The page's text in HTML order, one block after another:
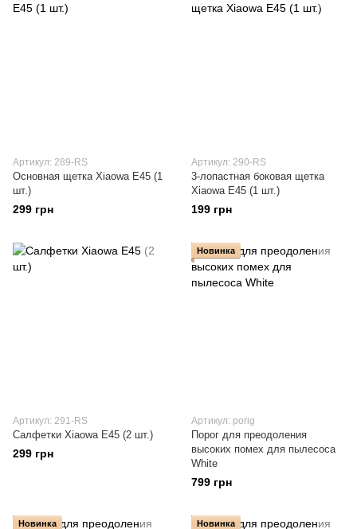
Артикул: 289-RS
Основная щетка Xiaowa E45 (1
шт.)
299 грн
Артикул: 290-RS
3-лопастная боковая щетка
Xiaowa E45 (1 шт.)
199 грн
Артикул: 291-RS
Салфетки Xiaowa E45 (2 шт.)
299 грн
Новинка
Артикул: porig
Порог для преодоления
высоких помех для пылесоса
White
799 грн
Новинка Новинка